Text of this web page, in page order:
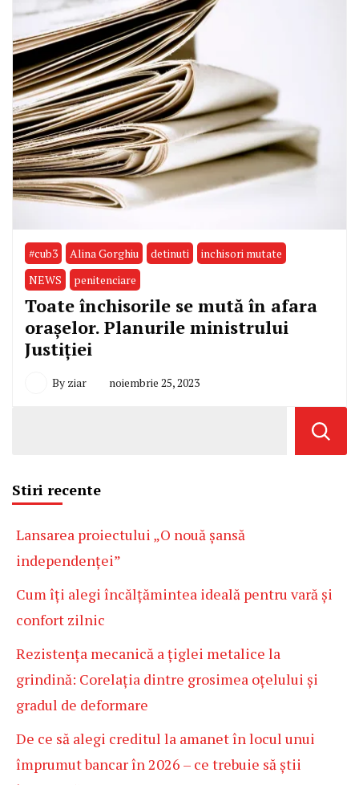
#cub3 Alina Gorghiu detinuti
inchisori mutate
NEWS
penitenciare
Toate închisorile se mută în afara
orașelor. Planurile ministrului
Justiției
By ziar noiembrie 25, 2023
Stiri recente
Lansarea proiectului „O nouă șansă
independenței”
Cum îți alegi încălțămintea ideală pentru vară și
confort zilnic
Rezistența mecanică a țiglei metalice la
grindină: Corelația dintre grosimea oțelului și
gradul de deformare
De ce să alegi creditul la amanet în locul unui
împrumut bancar în 2026 – ce trebuie să știi